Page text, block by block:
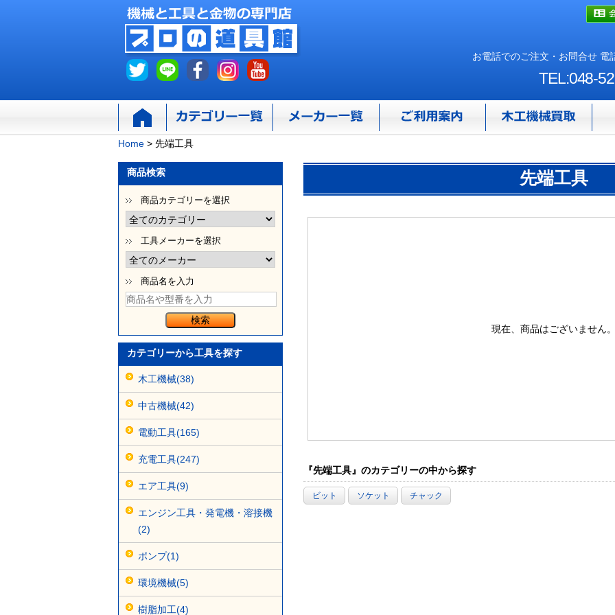
お電話でのご注文・お問合せ
TEL:048-
Home > 先端工具
先端工具
現在、商品はございません
『先端工具』のカテゴリーの中から探す
ビット ソケット チャック
商品検索
商品カテゴリーを選択
工具メーカーを選択
商品名を入力
カテゴリーから工具を探す
木工機械(38)
中古機械(42)
電動工具(165)
充電工具(247)
エア工具(9)
エンジン工具・発電機・溶接機
(2)
ポンプ(1)
環境機械(5)
樹脂加工(4)